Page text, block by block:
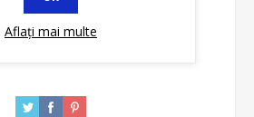
Aflați mai multe